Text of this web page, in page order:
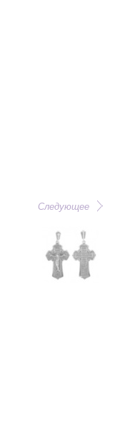
Следующее